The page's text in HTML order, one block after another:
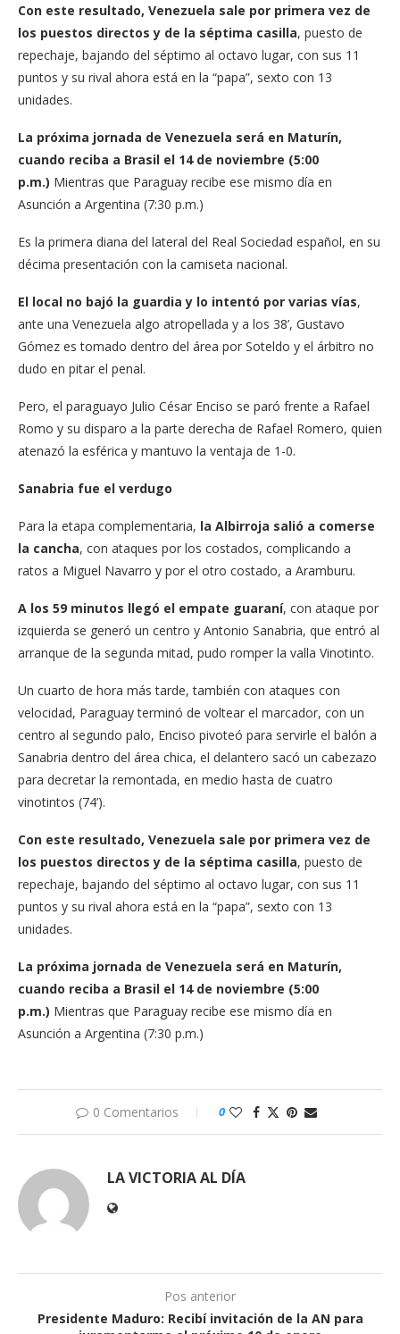
Con este resultado, Venezuela sale por primera vez de
los puestos directos y de la séptima casilla, puesto de
repechaje, bajando del séptimo al octavo lugar, con sus 11
puntos y su rival ahora está en la “papa”, sexto con 13
unidades.
La próxima jornada de Venezuela será en Maturín,
cuando reciba a Brasil el 14 de noviembre (5:00
p.m.) Mientras que Paraguay recibe ese mismo día en
Asunción a Argentina (7:30 p.m.)
Es la primera diana del lateral del Real Sociedad español, en su
décima presentación con la camiseta nacional.
El local no bajó la guardia y lo intentó por varias vías,
ante una Venezuela algo atropellada y a los 38’, Gustavo
Gómez es tomado dentro del área por Soteldo y el árbitro no
dudo en pitar el penal.
Pero, el paraguayo Julio César Enciso se paró frente a Rafael
Romo y su disparo a la parte derecha de Rafael Romero, quien
atenazó la esférica y mantuvo la ventaja de 1-0.
Sanabria fue el verdugo
Para la etapa complementaria, la Albirroja salió a comerse
la cancha, con ataques por los costados, complicando a
ratos a Miguel Navarro y por el otro costado, a Aramburu.
A los 59 minutos llegó el empate guaraní, con ataque por
izquierda se generó un centro y Antonio Sanabria, que entró al
arranque de la segunda mitad, pudo romper la valla Vinotinto.
Un cuarto de hora más tarde, también con ataques con
velocidad, Paraguay terminó de voltear el marcador, con un
centro al segundo palo, Enciso pivoteó para servirle el balón a
Sanabria dentro del área chica, el delantero sacó un cabezazo
para decretar la remontada, en medio hasta de cuatro
vinotintos (74’).
Con este resultado, Venezuela sale por primera vez de
los puestos directos y de la séptima casilla, puesto de
repechaje, bajando del séptimo al octavo lugar, con sus 11
puntos y su rival ahora está en la “papa”, sexto con 13
unidades.
La próxima jornada de Venezuela será en Maturín,
cuando reciba a Brasil el 14 de noviembre (5:00
p.m.) Mientras que Paraguay recibe ese mismo día en
Asunción a Argentina (7:30 p.m.)
0 Comentarios 0
LA VICTORIA AL DÍA
Pos anterior
Presidente Maduro: Recibí invitación de la AN para